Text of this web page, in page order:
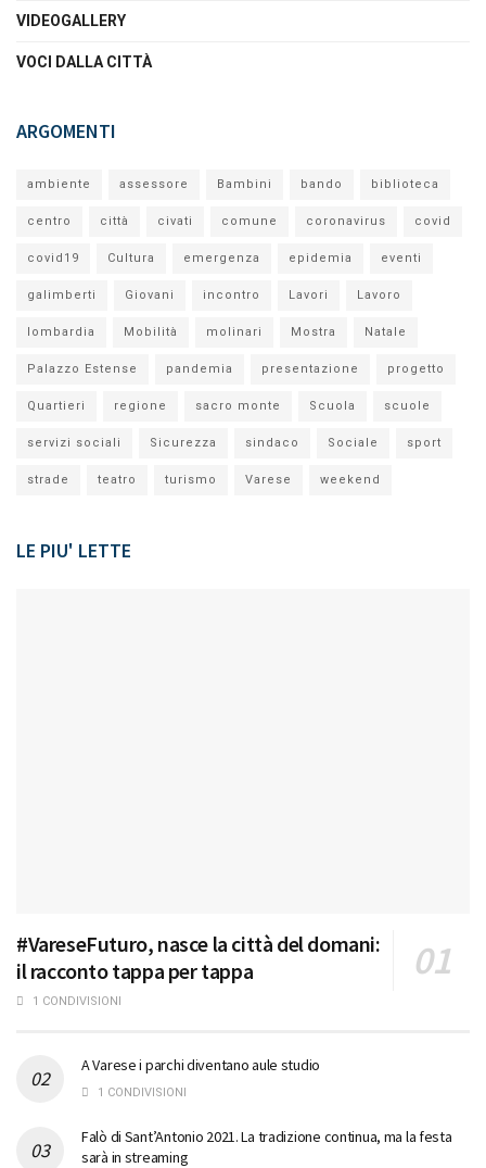
VIDEOGALLERY
VOCI DALLA CITTÀ
ARGOMENTI
ambiente assessore Bambini bando biblioteca
centro città civati comune coronavirus covid
covid19 Cultura emergenza epidemia eventi
galimberti Giovani incontro Lavori Lavoro
lombardia Mobilità molinari Mostra Natale
Palazzo Estense pandemia presentazione progetto
Quartieri regione sacro monte Scuola scuole
servizi sociali Sicurezza sindaco Sociale sport
strade teatro turismo Varese weekend
LE PIU' LETTE
#VareseFuturo, nasce la città del domani:
il racconto tappa per tappa
1 CONDIVISIONI
A Varese i parchi diventano aule studio
1 CONDIVISIONI
Falò di Sant’Antonio 2021. La tradizione continua, ma la festa
sarà in streaming